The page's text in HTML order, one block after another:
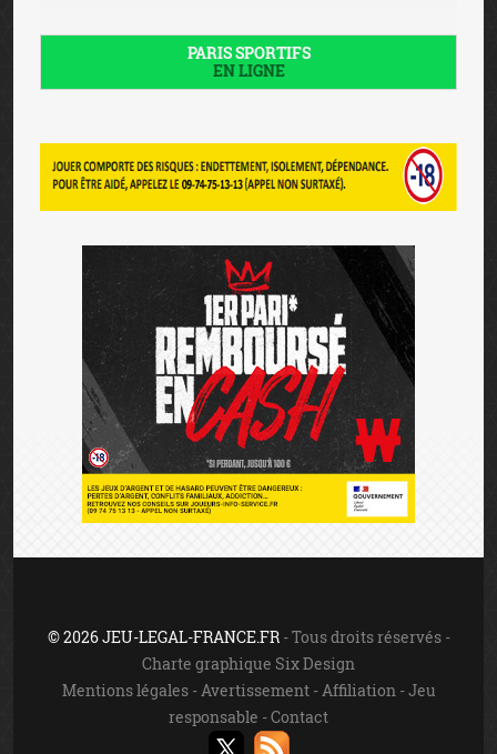
PARIS SPORTIFS
EN LIGNE
© 2026 JEU-LEGAL-FRANCE.FR- Tous droits réservés -
Charte graphique Six Design
Mentions légales- Avertissement- Affiliation -Jeu
responsable -Contact